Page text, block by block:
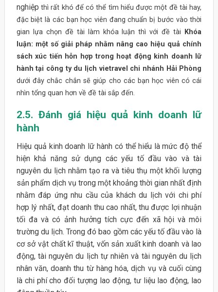
nghiệp thì rất khó để có thể tìm hiểu được một đề tài hay,
đặc biệt là các bạn học viên đang chuẩn bị bước vào thời
gian lựa chọn đề tài làm khóa luận thì với đề tài
Khóa
luận: một số giải pháp nhằm nâng cao hiệu quả chính
sách xúc tiến hỗn hợp trong hoạt động kinh doanh lữ
hành tại công ty du lịch vietravel chi nhánh Hải Phòng
dưới đây chắc chắn sẽ giúp cho các bạn học viên có cái
nhìn tổng quan hơn về đề tài sắp đến.
2.5. Đánh giá hiệu quả kinh doanh lữ
hành
Hiệu quả kinh doanh lữ hành có thể hiểu là mức độ thể
hiện khả năng sử dụng các yếu tố đầu vào và tài
nguyên du lịch nhằm tạo ra và tiêu thụ một khối lượng
sản phẩm dịch vụ trong một khoảng thời gian nhất định
nhằm đáp ứng nhu cầu của khách du lịch với chi phí
hợp lý nhất, đạt doanh thu cao nhất, thu được lợi nhuận
tối đa và có ảnh hưởng tích cực đến xã hội và môi
trường du lịch. Trong đó bao gồm các yếu tố đầu vào là
cơ sở vật chất kĩ thuật, vốn sản xuất kinh doanh và lao
động, tài nguyên du lịch tự nhiên và tài nguyên du lịch
nhân văn, doanh thu từ hàng hóa, dịch vụ và cuối cùng
là chi phí cho đối tượng lao động, tư liệu lao động, lao